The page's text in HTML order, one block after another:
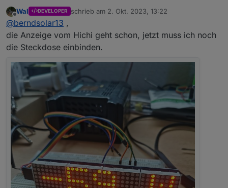
kein Stress, hab die Teile noch nicht mal bestellt
;)
Offline
Wal DEVELOPER schrieb am 2. Okt. 2023, 13:22
zuletzt editiert von
@berndsolar13 ,
die Anzeige vom Hichi geht schon, jetzt muss ich noch
die Steckdose einbinden.